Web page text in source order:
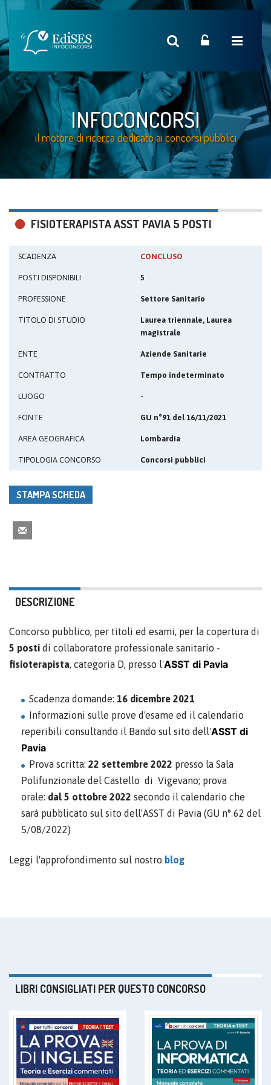
INFOCONCORSI
il motore di ricerca dedicato ai concorsi pubblici
FISIOTERAPISTA ASST PAVIA 5 POSTI
SCADENZA CONCLUSO
POSTI DISPONIBILI 5
PROFESSIONE Settore Sanitario
TITOLO DI STUDIO
Laurea triennale, Laurea
magistrale
ENTE Aziende Sanitarie
CONTRATTO Tempo indeterminato
LUOGO -
FONTE GU n°91 del 16/11/2021
AREA GEOGRAFICA Lombardia
TIPOLOGIA CONCORSO Concorsi pubblici
STAMPA SCHEDA
DESCRIZIONE
Concorso pubblico, per titoli ed esami, per la copertura di
5 posti di collaboratore professionale sanitario -
fisioterapista, categoria D, presso l'ASST di Pavia
Scadenza domande: 16 dicembre 2021
Informazioni sulle prove d'esame ed il calendario
reperibili consultando il Bando sul sito dell'ASST di
Pavia
Prova scritta: 22 settembre 2022 presso la Sala
Polifunzionale del Castello di Vigevano; prova
orale: dal 5 ottobre 2022 secondo il calendario che
sarà pubblicato sul sito dell'ASST di Pavia (GU n° 62 del
5/08/2022)
Leggi l'approfondimento sul nostro blog
LIBRI CONSIGLIATI PER QUESTO CONCORSO